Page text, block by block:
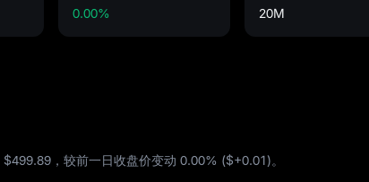
0.00%
20M
$499.89 ，较前一日收盘价变动 0.00% ($+0.01)。